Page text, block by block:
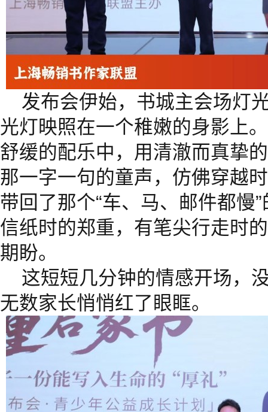
发布会伊始，书城主会场灯
光灯映照在一个稚嫩的身影上
舒缓的配乐中，用清澈而真挚
那一字一句的童声，仿佛穿越
带回了那个“车、马、邮件都
信纸时的郑重，有笔尖行走时
期盼。
这短短几分钟的情感开场，
无数家长悄悄红了眼眶。